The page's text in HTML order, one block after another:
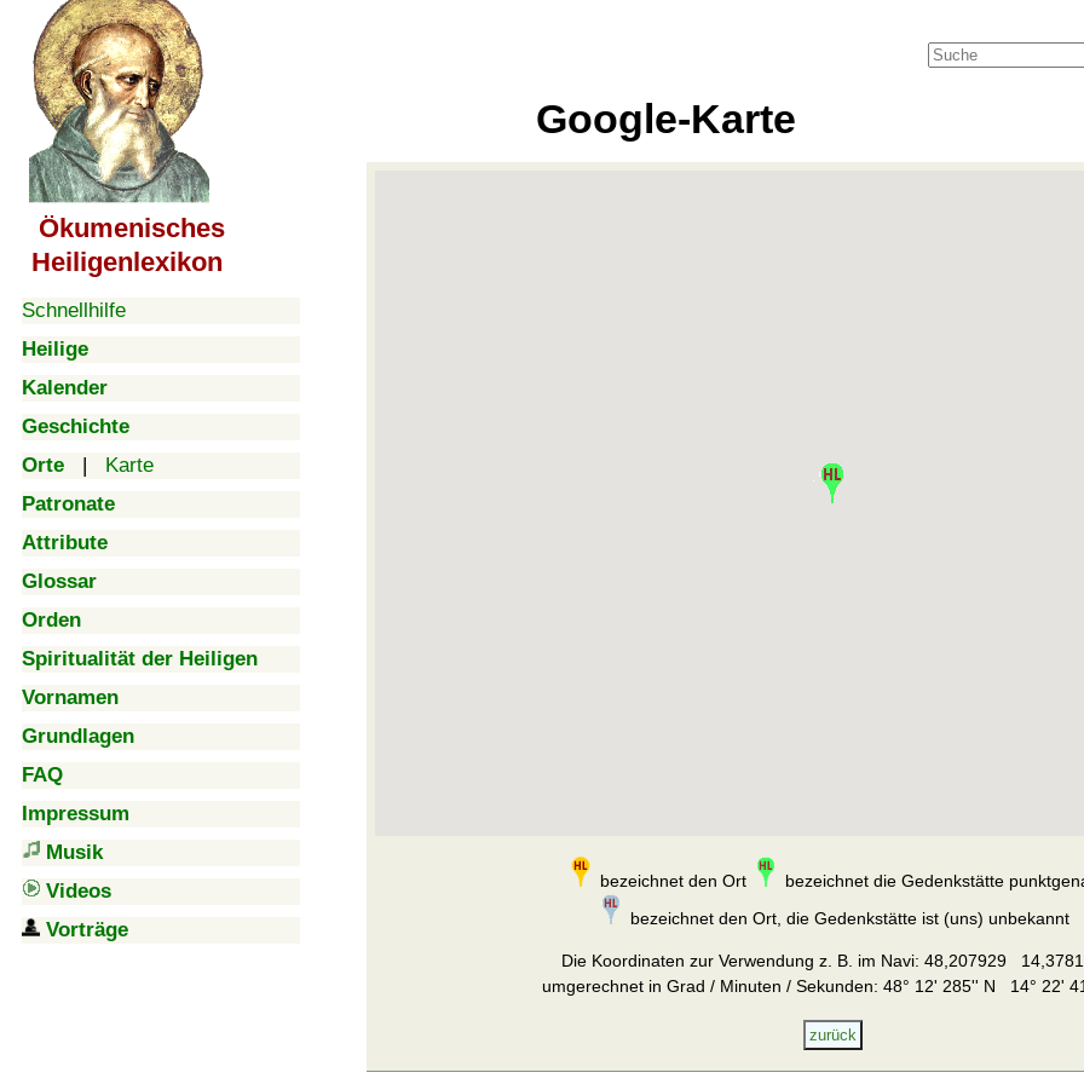
Ökumenisches
Heiligenlexikon
Schnellhilfe
Heilige
Kalender
Geschichte
Orte | Karte
Patronate
Attribute
Glossar
Orden
Spiritualität der Heiligen
Vornamen
Grundlagen
FAQ
Impressum
Musik
Videos
Vorträge
Google-Karte
bezeichnet den Ort
bezeichnet die Gedenkstätte
bezeichnet den Ort, die Gedenkstätte ist (uns) unbekannt
Die Koordinaten zur Verwendung z. B. im Navi: 48,207929
umgerechnet in Grad / Minuten / Sekunden: 48° 12' 285'' N 14° 22'